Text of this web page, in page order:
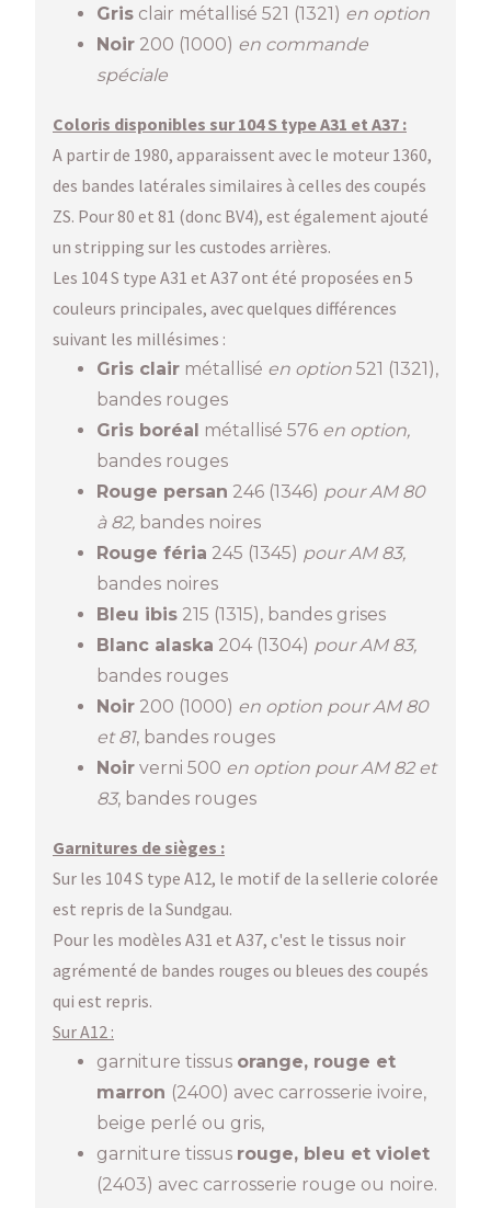
Gris clair métallisé 521 (1321) en option
Noir 200 (1000) en commande
spéciale
Coloris disponibles sur 104 S type A31 et A37 :
A partir de 1980, apparaissent avec le moteur 1360,
des bandes latérales similaires à celles des coupés
ZS. Pour 80 et 81 (donc BV4), est également ajouté
un stripping sur les custodes arrières.
Les 104 S type A31 et A37 ont été proposées en 5
couleurs principales, avec quelques différences
suivant les millésimes :
Gris clair métallisé en option 521 (1321),
bandes rouges
Gris boréal métallisé 576 en option,
bandes rouges
Rouge persan 246 (1346) pour AM 80
à 82, bandes noires
Rouge féria 245 (1345) pour AM 83,
bandes noires
Bleu ibis 215 (1315), bandes grises
Blanc alaska 204 (1304) pour AM 83,
bandes rouges
Noir 200 (1000) en option pour AM 80
et 81, bandes rouges
Noir verni 500 en option pour AM 82 et
83, bandes rouges
Garnitures de sièges :
Sur les 104 S type A12, le motif de la sellerie colorée
est repris de la Sundgau.
Pour les modèles A31 et A37, c'est le tissus noir
agrémenté de bandes rouges ou bleues des coupés
qui est repris.
Sur A12 :
garniture tissus orange, rouge et
marron (2400) avec carrosserie ivoire,
beige perlé ou gris,
garniture tissus rouge, bleu et violet
(2403) avec carrosserie rouge ou noire.